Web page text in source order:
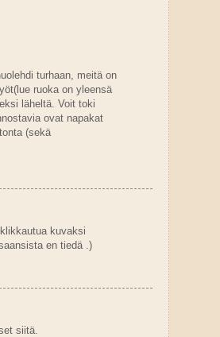
turhaan, meitä on
ruoka on yleensä
läheltä. Voit toki
ovat napakat
(sekä
kuvaksi
en tiedä .)
siitä.